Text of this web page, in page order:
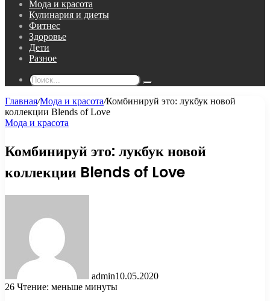
Мода и красота
Кулинария и диеты
Фитнес
Здоровье
Дети
Разное
Поиск...
Главная/Мода и красота/Комбинируй это: лукбук новой
коллекции Blends of Love
Мода и красота
Комбинируй это: лукбук новой
коллекции Blends of Love
admin10.05.2020
26 Чтение: меньше минуты